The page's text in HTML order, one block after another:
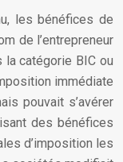
les bénéfices de
de l’entrepreneur
la catégorie BIC ou
immédiate
pouvait s’avérer
des bénéfices
d’imposition les